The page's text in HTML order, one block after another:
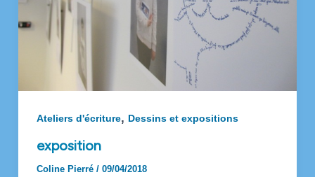
Ateliers d'écriture, Dessins et expositions
exposition
Coline Pierré / 09/04/2018